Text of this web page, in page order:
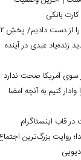
بانکی
هنرمند منحصر‌به‌فردی را از دست دادیم/ پخش ۲
زنده‌یاد عبدی در آینده
سوی آمریکا صحت ندارد
کنیم به آنچه امضا
قاب اینستاگرام
قاب صدا؛ روایت بزرگ‌ترین